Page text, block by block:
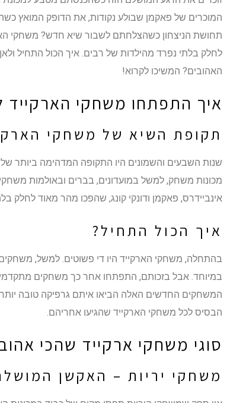
המוכרים של פאקמן שבולע נקודות, את הדופק המואץ
תחושת הניצחון כשהצלחתם לשבור שיא חדש? משחקי
לחלק בלתי נפרד מהילדות של רבים. איך הכול התחיל
האהובים? המשיכו לקרוא!
איך התפתחו משחקי הארקייד
תקופת השיא של משחקי
שנות השבעים והשמונים היו התקופה המדהימה ביותר
מכונות משחק, למשל במועדונים, בברים ובאולמות
אינביידרס, פאקמן ודונקי קונג, שהפכו מהר מאוד לחלק
איך הכול התחיל?
בהתחלה, משחקי הארקייד היו די פשוטים. למשל, משחקים
במיוחד. אבל בזכותם, התפתחו אחר כך משחקים
המשחקים החדשים האלה הביאו איתם גרפיקה טובה יותר
הבסיס לכל משחקי הארקייד שהגיעו אחריהם.
סוגי משחקי ארקייד שהכי
משחקי יריות – האקשן